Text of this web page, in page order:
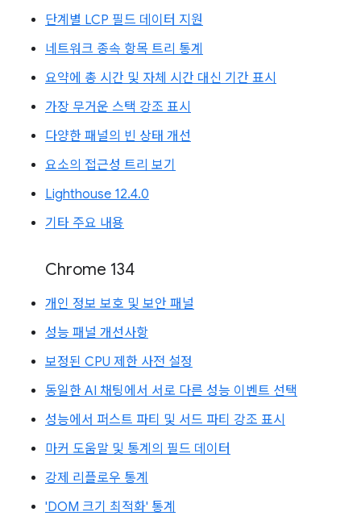
단계별 LCP 필드 데이터 지원
네트워크 종속 항목 트리 통계
요약에 총 시간 및 자체 시간 대신 기간 표시
가장 무거운 스택 강조 표시
다양한 패널의 빈 상태 개선
요소의 접근성 트리 보기
Lighthouse 12.4.0
기타 주요 내용
Chrome 134
개인 정보 보호 및 보안 패널
성능 패널 개선사항
보정된 CPU 제한 사전 설정
동일한 AI 채팅에서 서로 다른 성능 이벤트 선택
성능에서 퍼스트 파티 및 서드 파티 강조 표시
마커 도움말 및 통계의 필드 데이터
강제 리플로우 통계
'DOM 크기 최적화' 통계